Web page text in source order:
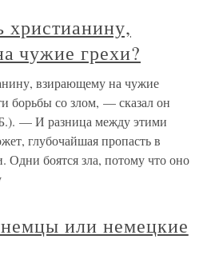
христианину,
чужие грехи?
взирающему на чужие
борьбы со злом, — сказал он
— И разница между этими
глубочайшая пропасть в
Одни боятся зла, потому что оно
или немецкие